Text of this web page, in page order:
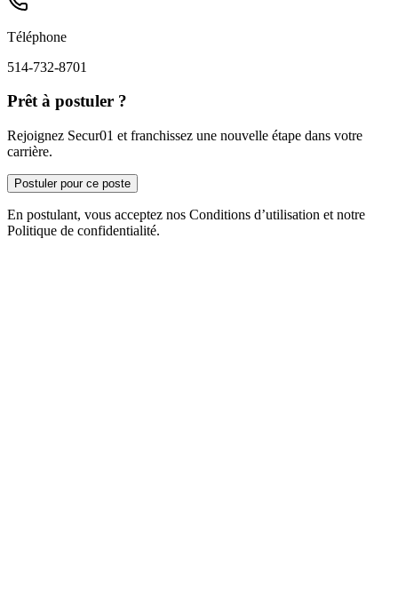
Téléphone
514-732-8701
Prêt à postuler ?
Rejoignez Secur01 et franchissez une nouvelle étape dans votre
carrière.
Postuler pour ce poste
En postulant, vous acceptez nos Conditions d’utilisation et notre
Politique de confidentialité.